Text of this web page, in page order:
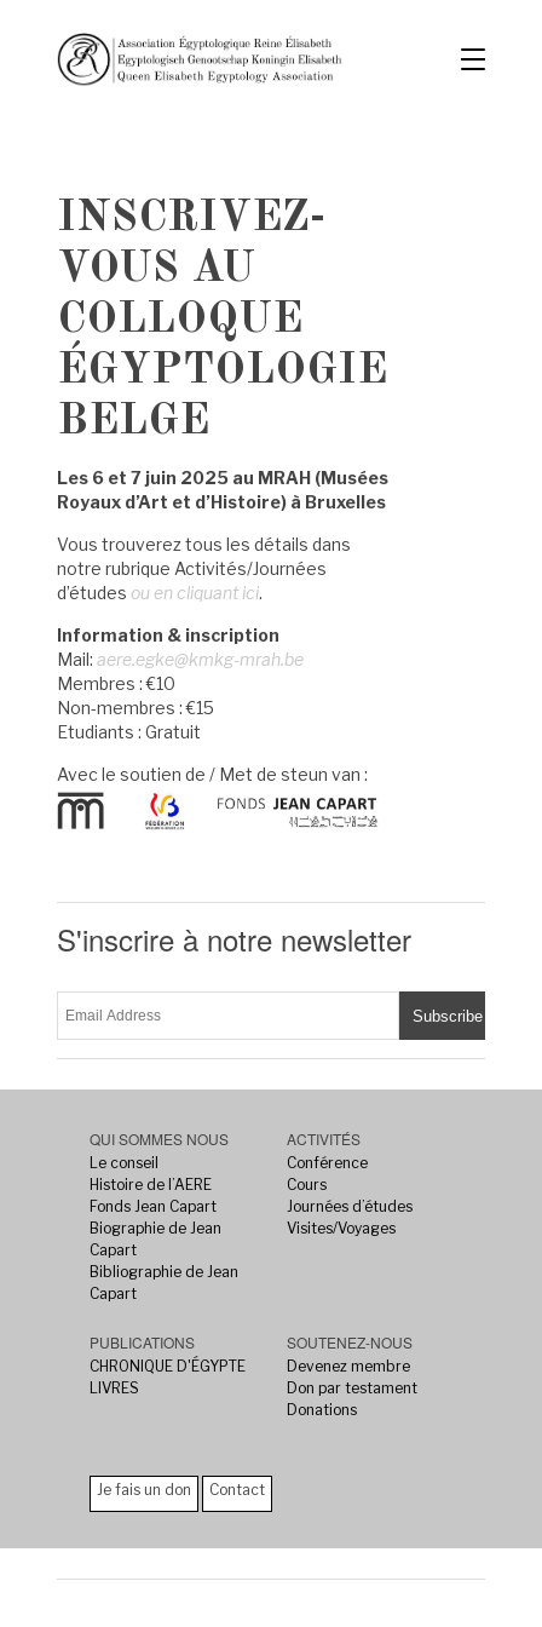
INSCRIVEZ-
VOUS AU
COLLOQUE
ÉGYPTOLOGIE
BELGE
Les 6 et 7 juin 2025 au MRAH (Musées
Royaux d’Art et d’Histoire) à Bruxelles
Vous trouverez tous les détails dans
notre rubrique Activités/Journées
d’études ou en cliquant ici.
Information & inscription
Mail:aere.egke@kmkg-mrah.be
Membres : €10
Non-membres : €15
Etudiants : Gratuit
Avec le soutien de / Met de steun van :
S'inscrire à notre newsletter
QUI SOMMES NOUS
Le conseil
Histoire de l’AERE
Fonds Jean Capart
Biographie de Jean
Capart
Bibliographie de Jean
Capart
ACTIVITÉS
Conférence
Cours
Journées d’études
Visites/Voyages
PUBLICATIONS
CHRONIQUE D'ÉGYPTE
LIVRES
SOUTENEZ-NOUS
Devenez membre
Don par testament
Donations
Je fais un don Contact